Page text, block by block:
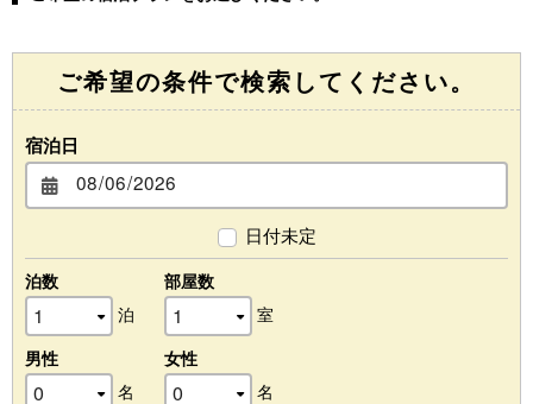
ご希望の条件で検索してください。
宿泊日
日付未定
泊数
泊
部屋数
室
男性
名
女性
名